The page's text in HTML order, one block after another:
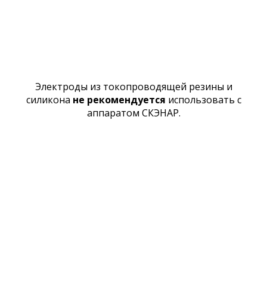
Электроды из токопроводящей резины и
силикона не рекомендуется использовать с
аппаратом СКЭНАР.